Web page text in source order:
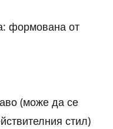
формована от
(може да се
стил)